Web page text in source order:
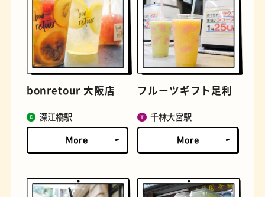
とうふ 床
おでん らせん階段
bonretour 大阪店
深江橋駅
フルーツギフト足利
千林大宮駅